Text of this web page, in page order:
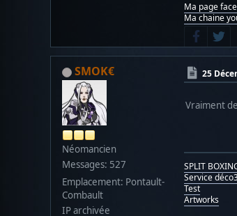
Ma page
Ma chaine
SMOK€
Néomancien
Messages: 527
Emplacement: Pontault-
Combault
IP archivée
25
Vraiment
SPLIT
Service
Test
Artworks